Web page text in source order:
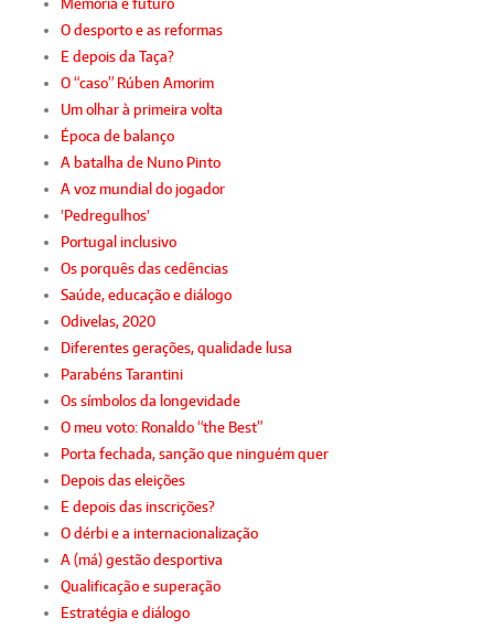
O desporto e as reformas
E depois da Taça?
O “caso” Rúben Amorim
Um olhar à primeira volta
Época de balanço
A batalha de Nuno Pinto
A voz mundial do jogador
'Pedregulhos'
Portugal inclusivo
Os porquês das cedências
Saúde, educação e diálogo
Odivelas, 2020
Diferentes gerações, qualidade lusa
Parabéns Tarantini
Os símbolos da longevidade
O meu voto: Ronaldo “the Best”
Porta fechada, sanção que ninguém quer
Depois das eleições
E depois das inscrições?
O dérbi e a internacionalização
A (má) gestão desportiva
Qualificação e superação
Estratégia e diálogo